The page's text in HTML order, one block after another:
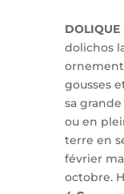
DOLIQUE
dolichos
gousses
sa
ou en
terre en
février
octobre.